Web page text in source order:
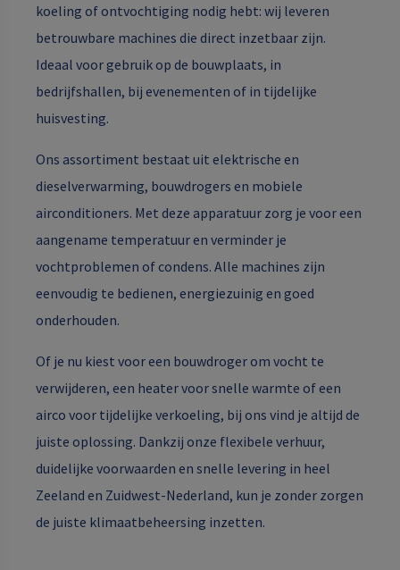
koeling of ontvochtiging nodig hebt: wij leveren
betrouwbare machines die direct inzetbaar zijn.
Ideaal voor gebruik op de bouwplaats, in
bedrijfshallen, bij evenementen of in tijdelijke
huisvesting.
Ons assortiment bestaat uit elektrische en
dieselverwarming, bouwdrogers en mobiele
airconditioners. Met deze apparatuur zorg je voor een
aangename temperatuur en verminder je
vochtproblemen of condens. Alle machines zijn
eenvoudig te bedienen, energiezuinig en goed
onderhouden.
Of je nu kiest voor een bouwdroger om vocht te
verwijderen, een heater voor snelle warmte of een
airco voor tijdelijke verkoeling, bij ons vind je altijd de
juiste oplossing. Dankzij onze flexibele verhuur,
duidelijke voorwaarden en snelle levering in heel
Zeeland en Zuidwest-Nederland, kun je zonder zorgen
de juiste klimaatbeheersing inzetten.